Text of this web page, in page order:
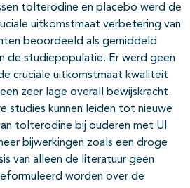
tolterodine en placebo werd de
uitkomstmaat verbetering van
beoordeeld als gemiddeld
de studiepopulatie. Er werd geen
cruciale uitkomstmaat kwaliteit
zeer lage overall bewijskracht.
studies kunnen leiden tot nieuwe
tolterodine bij ouderen met UI
bijwerkingen zoals een droge
van alleen de literatuur geen
worden over de